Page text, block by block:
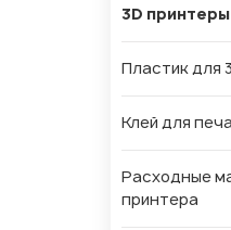
3D
Пластик для
Клей для
Расходные
принтера